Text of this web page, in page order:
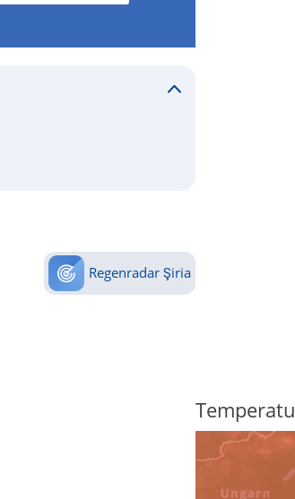
Regenradar Şiria